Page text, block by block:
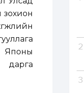
зохион
Японы
дарга